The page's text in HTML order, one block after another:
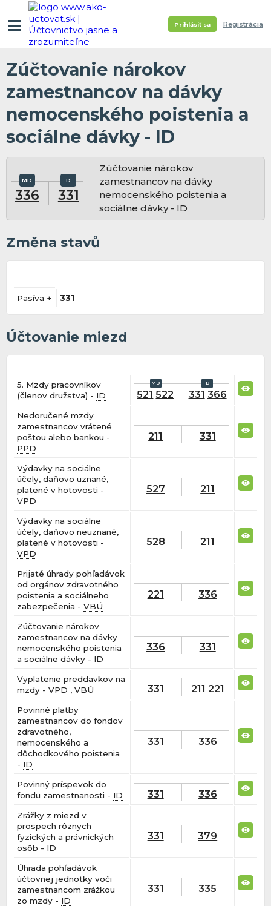
Prihlásiť sa Registrácia
Zúčtovanie nárokov
zamestnancov na dávky
nemocenského poistenia a
sociálne dávky - ID
336 331
Zúčtovanie nárokov
zamestnancov na dávky
nemocenského poistenia a
sociálne dávky - ID
Změna stavů
Pasíva + 331
Účtovanie miezd
5. Mzdy pracovníkov
(členov družstva) - ID 521 522 331 366
Nedoručené mzdy
zamestnancov vrátené
poštou alebo bankou -
PPD
211 331
Výdavky na sociálne
účely, daňovo uznané,
platené v hotovosti -
VPD
527 211
Výdavky na sociálne
účely, daňovo neuznané,
platené v hotovosti -
VPD
528 211
Prijaté úhrady pohľadávok
od orgánov zdravotného
poistenia a sociálneho
zabezpečenia -VBÚ
221 336
Zúčtovanie nárokov
zamestnancov na dávky
nemocenského poistenia
a sociálne dávky - ID
336 331
Vyplatenie preddavkov na
mzdy -VPD ,VBÚ 331 211 221
Povinné platby
zamestnancov do fondov
zdravotného,
nemocenského a
dôchodkového poistenia
- ID
331 336
Povinný príspevok do
fondu zamestnanosti - ID 331 336
Zrážky z miezd v
prospech rôznych
fyzických a právnických
osôb - ID
331 379
Úhrada pohľadávok
účtovnej jednotky voči
zamestnancom zrážkou
zo mzdy - ID
331 335